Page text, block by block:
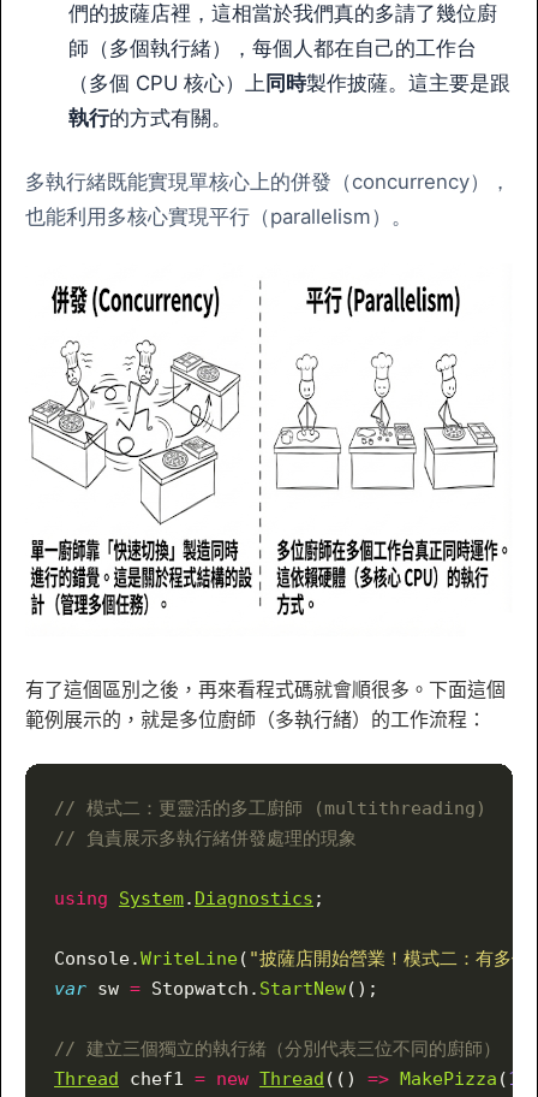
們的披薩店裡，這相當於我們真的多請了幾位廚
師（多個執行緒），每個人都在自己的工作台
（多個 CPU 核心）上 同時製作披薩。這主要是跟
執行的方式有關。
多執行緒既能實現單核心上的併發（concurrency），
也能利用多核心實現平行（parallelism）。
有了這個區別之後，再來看程式碼就會順很多。下面這個
範例展示的，就是多位廚師（多執行緒）的工作流程：
// 模式二：更靈活的多工廚師 (multithreading)
// 負責展示多執行緒併發處理的現象
using System. Diagnostics ;
Console.WriteLine( "披薩店開始營業！模式二：有多
var sw = Stopwatch. StartNew();
// 建立三個獨立的執行緒（分別代表三位不同的廚師）
Thread chef1 = new Thread (() => MakePizza (1